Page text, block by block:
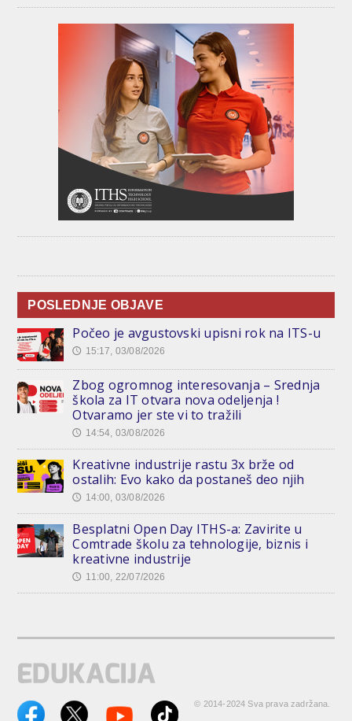
POSLEDNJE OBJAVE
Počeo je avgustovski upisni rok na ITS-u
🕔 15:17, 03/08/2026
Zbog ogromnog interesovanja – Srednja
škola za IT otvara nova odeljenja !
Otvaramo jer ste vi to tražili
🕔 14:54, 03/08/2026
Kreativne industrije rastu 3x brže od
ostalih: Evo kako da postaneš deo njih
🕔 14:00, 03/08/2026
Besplatni Open Day ITHS-a: Zavirite u
Comtrade školu za tehnologije, biznis i
kreativne industrije
🕔 11:00, 22/07/2026
© 2014-2024 Sva prava zadržana.